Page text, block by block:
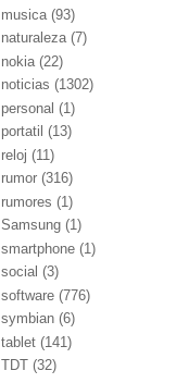
musica (93)
naturaleza (7)
nokia (22)
noticias (1302)
personal (1)
portatil (13)
reloj (11)
rumor (316)
rumores (1)
Samsung (1)
smartphone (1)
social (3)
software (776)
symbian (6)
tablet (141)
TDT (32)